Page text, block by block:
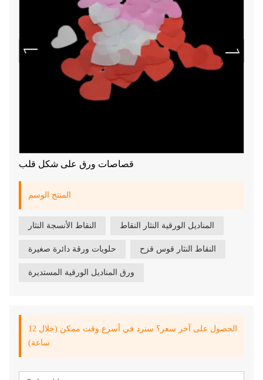
قصاصات ورق على شكل قلب
المنتج الوسم
النقاط الأنسجة النثار المناديل الورقية النثار النقاط
حلويات ورقة دائرة صغيرة النقاط النثار قوس قزح
ورق المناديل الورقية المستديرة
الحصول على آخر سعر؟ سنرد في أسرع وقت ممكن (خلال 12
ساعة)